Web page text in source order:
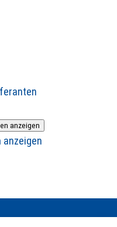
anzeigen
anzeigen